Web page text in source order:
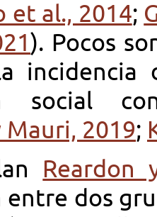
et al., 2014;
). Pocos
incidencia
social
2019;
Reardon
entre dos